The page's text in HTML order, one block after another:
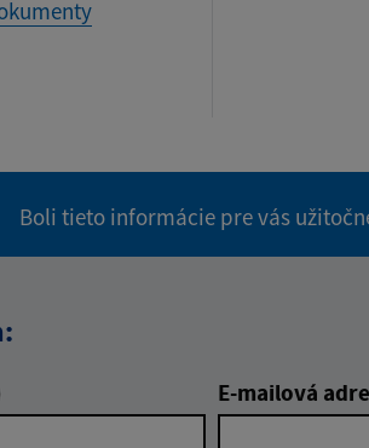
Boli tieto informácie pre vás
E-mailová